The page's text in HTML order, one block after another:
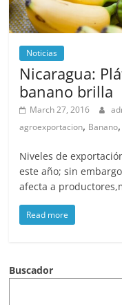
Noticias
Nicaragua:
banano brilla
March 27, 2016
agroexportacion, Banano,
Niveles de
este año; sin
afecta a
Read more
Buscador